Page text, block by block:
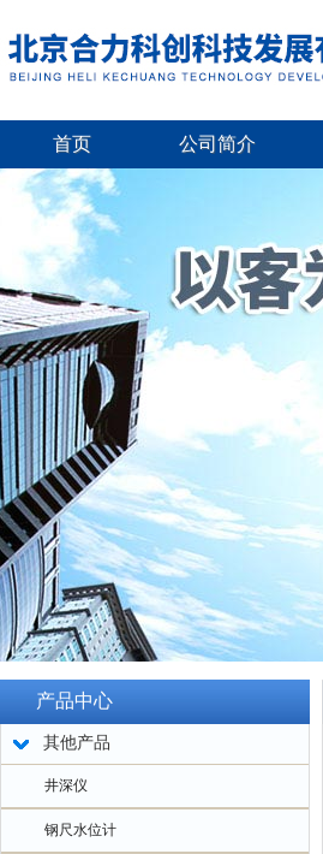
首页 公司简介
产品中心
其他产品
井深仪
钢尺水位计